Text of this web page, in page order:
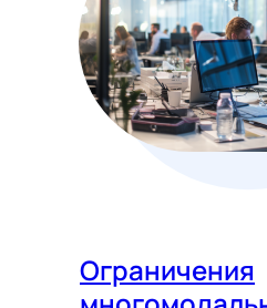
Ограничения